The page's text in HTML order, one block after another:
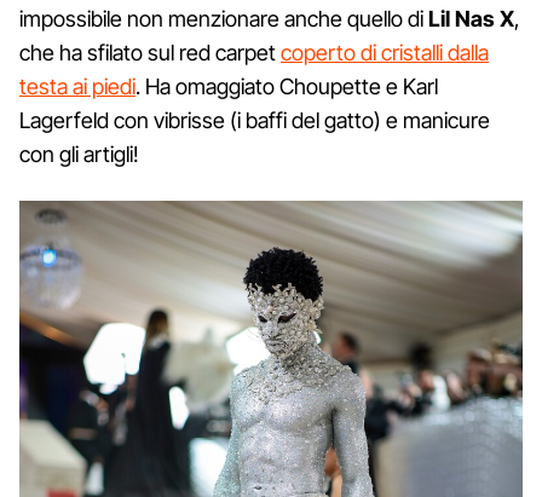
impossibile non menzionare anche quello diLil Nas X,
che ha sfilato sul red carpetcoperto di cristalli dalla
testa ai piedi. Ha omaggiato Choupette e Karl
Lagerfeld con vibrisse (i baffi del gatto) e manicure
con gli artigli!